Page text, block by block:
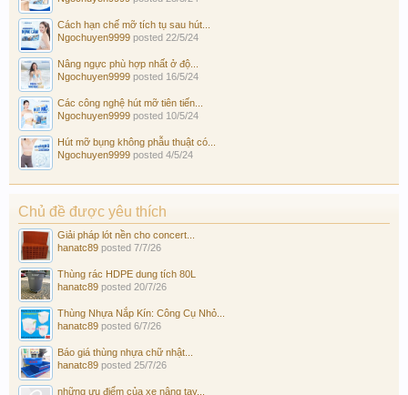
Cách hạn chế mỡ tích tụ sau hút...
Ngochuyen9999 posted 22/5/24
Nâng ngực phù hợp nhất ở độ...
Ngochuyen9999 posted 16/5/24
Các công nghệ hút mỡ tiên tiến...
Ngochuyen9999 posted 10/5/24
Hút mỡ bụng không phẫu thuật có...
Ngochuyen9999 posted 4/5/24
Chủ đề được yêu thích
Giải pháp lót nền cho concert...
hanatc89 posted 7/7/26
Thùng rác HDPE dung tích 80L
hanatc89 posted 20/7/26
Thùng Nhựa Nắp Kín: Công Cụ Nhỏ...
hanatc89 posted 6/7/26
Báo giá thùng nhựa chữ nhật...
hanatc89 posted 25/7/26
những ưu điểm của xe nâng tay...